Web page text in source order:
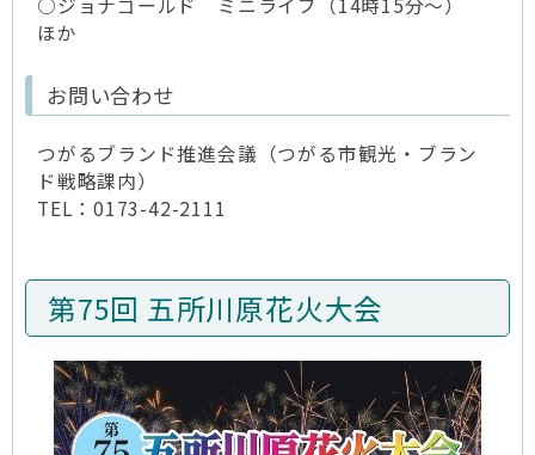
○ジョナゴールド ミニライブ（14時15分～）
ほか
お問い合わせ
つがるブランド推進会議（つがる市観光・ブラン
ド戦略課内）
TEL：0173-42-2111
第75回 五所川原花火大会